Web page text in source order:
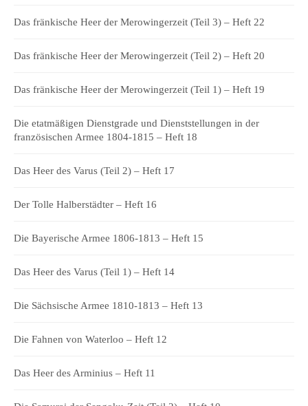
Das fränkische Heer der Merowingerzeit (Teil 3) – Heft 22
Das fränkische Heer der Merowingerzeit (Teil 2) – Heft 20
Das fränkische Heer der Merowingerzeit (Teil 1) – Heft 19
Die etatmäßigen Dienstgrade und Dienststellungen in der
französischen Armee 1804-1815 – Heft 18
Das Heer des Varus (Teil 2) – Heft 17
Der Tolle Halberstädter – Heft 16
Die Bayerische Armee 1806-1813 – Heft 15
Das Heer des Varus (Teil 1) – Heft 14
Die Sächsische Armee 1810-1813 – Heft 13
Die Fahnen von Waterloo – Heft 12
Das Heer des Arminius – Heft 11